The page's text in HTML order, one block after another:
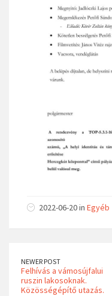
2022-06-20 in Egyéb
NEWER POST
Felhívás a vámosújfalui
ruszin lakosoknak.
Közösségépítő utazás.